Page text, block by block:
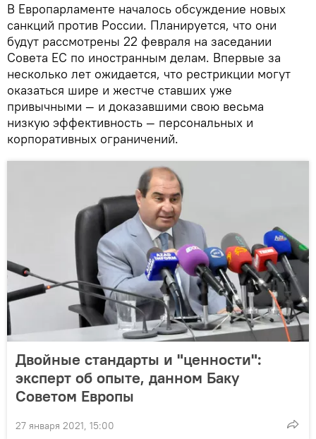
В Европарламенте началось обсуждение новых
санкций против России. Планируется, что они
будут рассмотрены 22 февраля на заседании
Совета ЕС по иностранным делам. Впервые за
несколько лет ожидается, что рестрикции могут
оказаться шире и жестче ставших уже
привычными — и доказавшими свою весьма
низкую эффективность — персональных и
корпоративных ограничений.
Двойные стандарты и "ценности":
эксперт об опыте, данном Баку
Советом Европы
27 января 2021, 15:00